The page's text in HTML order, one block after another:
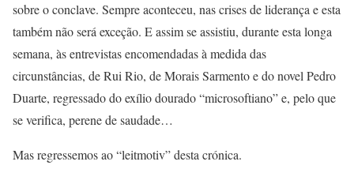
sobre o conclave. Sempre aconteceu, nas crises de liderança e esta
também não será exceção. E assim se assistiu, durante esta longa
semana, às entrevistas encomendadas à medida das
circunstâncias, de Rui Rio, de Morais Sarmento e do novel Pedro
Duarte, regressado do exílio dourado “microsoftiano” e, pelo que
se verifica, perene de saudade…
Mas regressemos ao “leitmotiv” desta crónica.